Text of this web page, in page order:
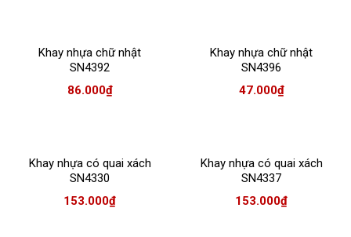
Khay nhựa chữ nhật
SN4392
86.000₫
Khay nhựa chữ nhật
SN4396
47.000₫
Khay nhựa có quai xách
SN4330
153.000₫
Khay nhựa có quai xách
SN4337
153.000₫